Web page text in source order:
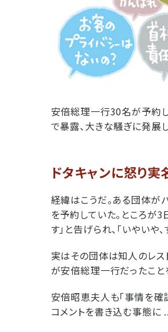
安倍総理一行30名が予約し
で暴露、大きな騒ぎに発展し
ドタキャンに怒り
経緯はこうだ。ある団体が
を予約していた。ところが
す」と告げられ、「いやいや
実はその団体は知人のレス
が安倍総理一行だったこと
安倍昭恵夫人も「事情を確
コメントを書き込む事態に